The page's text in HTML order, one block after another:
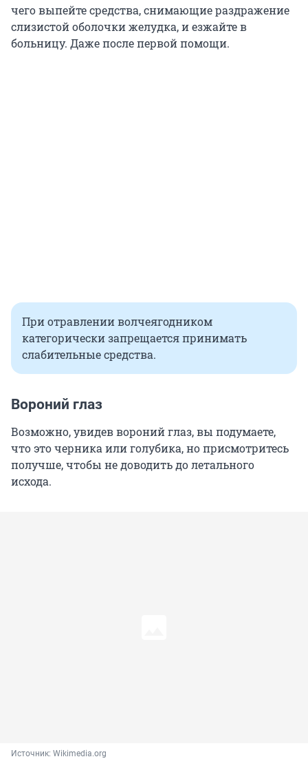
чего выпейте средства, снимающие раздражение
слизистой оболочки желудка, и езжайте в
больницу. Даже после первой помощи.
При отравлении волчеягодником
категорически запрещается принимать
слабительные средства.
Вороний глаз
Возможно, увидев вороний глаз, вы подумаете,
что это черника или голубика, но присмотритесь
получше, чтобы не доводить до летального
исхода.
Источник: Wikimedia.org